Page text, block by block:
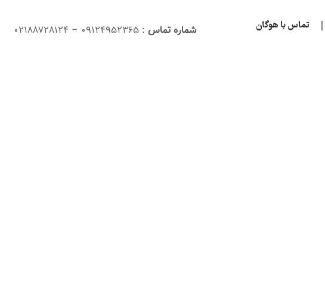
تماس با هوگان شماره تماس : 09124952365 – 02188728124